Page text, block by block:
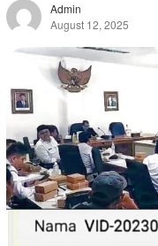
Admin
August 12, 2025